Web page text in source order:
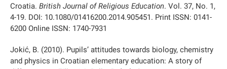
Croatia. British Journal of Religious Education. Vol. 37, No. 1,
4-19. DOI: 10.1080/01416200.2014.905451. Print ISSN: 0141-
6200 Online ISSN: 1740-7931
Jokić, B. (2010). Pupils’ attitudes towards biology, chemistry
and physics in Croatian elementary education: A story of